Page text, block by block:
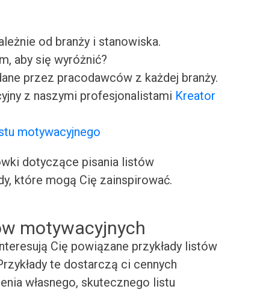
od branży i stanowiska.
aby się wyróżnić?
przez pracodawców z każdej branży.
z naszymi profesjonalistami Kreator
motywacyjnego
dotyczące pisania listów
które mogą Cię zainspirować.
motywacyjnych
Cię powiązane przykłady listów
te dostarczą ci cennych
własnego, skutecznego listu